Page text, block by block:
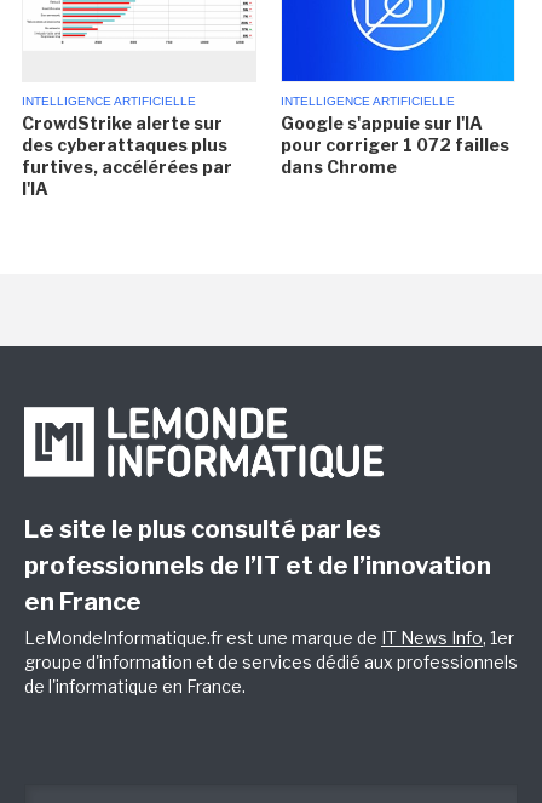
INTELLIGENCE ARTIFICIELLE
CrowdStrike alerte sur
des cyberattaques plus
furtives, accélérées par
l'IA
INTELLIGENCE ARTIFICIELLE
Google s'appuie sur l'IA
pour corriger 1 072 failles
dans Chrome
Le site le plus consulté par les
professionnels de l’IT et de l’innovation
en France
LeMondeInformatique.fr est une marque de IT News Info, 1er
groupe d'information et de services dédié aux professionnels
de l'informatique en France.